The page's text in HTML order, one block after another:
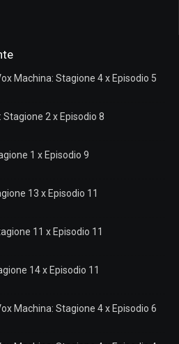
Machina: Stagione 4 x Episodio 5
Stagione 2 x Episodio 8
1 x Episodio 9
13 x Episodio 11
11 x Episodio 11
14 x Episodio 11
Machina: Stagione 4 x Episodio 6